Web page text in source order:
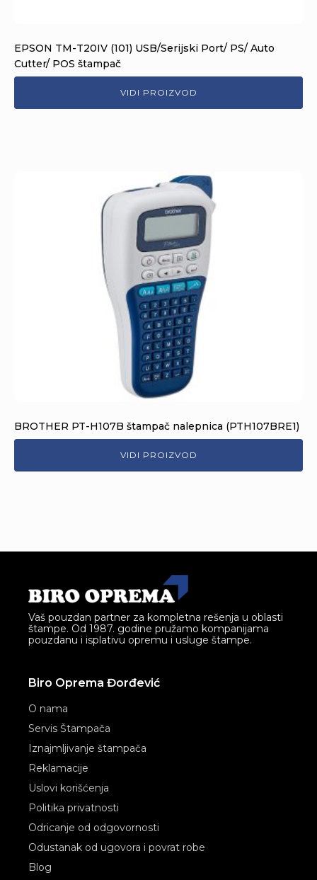
EPSON TM-T20IV (101) USB/Serijski Port/ PS/ Auto
Cutter/ POS štampač
VIDI PROIZVOD
BROTHER PT-H107B štampač nalepnica (PTH107BRE1)
VIDI PROIZVOD
Vaš pouzdan partner za kompletna rešenja u oblasti
štampe. Od 1987. godine pružamo kompanijama
pouzdanu i isplativu opremu i usluge štampe.
Biro Oprema Đorđević
O nama
Servis Štampača
Iznajmljivanje štampača
Reklamacije
Uslovi korišćenja
Politika privatnosti
Odricanje od odgovornosti
Odustanak od ugovora i povrat robe
Blog